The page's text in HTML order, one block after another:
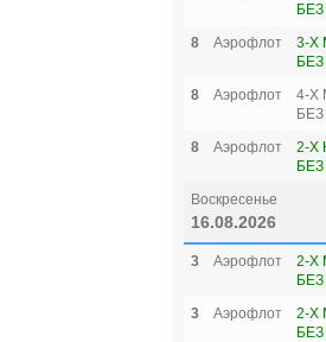
8
Аэрофлот
3-Х
8
Аэрофлот
4-Х
8
Аэрофлот
2-Х
Воскресенье
16.08.2026
3 Аэрофлот
2-Х
3
Аэрофлот
2-Х